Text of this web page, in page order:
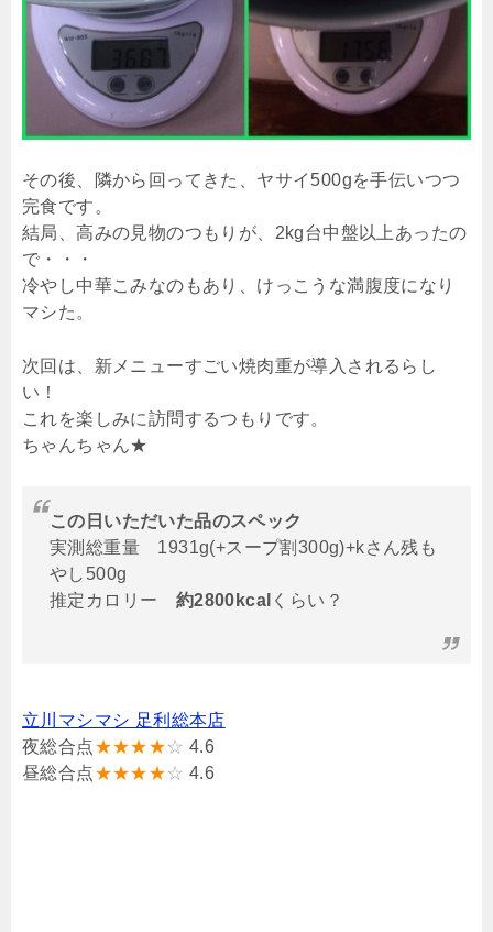
その後、隣から回ってきた、ヤサイ500gを手伝いつつ
完食です。
結局、高みの見物のつもりが、2kg台中盤以上あったの
で・・・
冷やし中華こみなのもあり、けっこうな満腹度になり
マシた。
次回は、新メニューすごい焼肉重が導入されるらし
い！
これを楽しみに訪問するつもりです。
ちゃんちゃん★
この日いただいた品のスペック
実測総重量 1931g(+スープ割300g)+kさん残も
やし500g
推定カロリー 約2800kcal くらい？
立川マシマシ 足利総本店
夜総合点★★★★☆ 4.6
昼総合点★★★★☆ 4.6